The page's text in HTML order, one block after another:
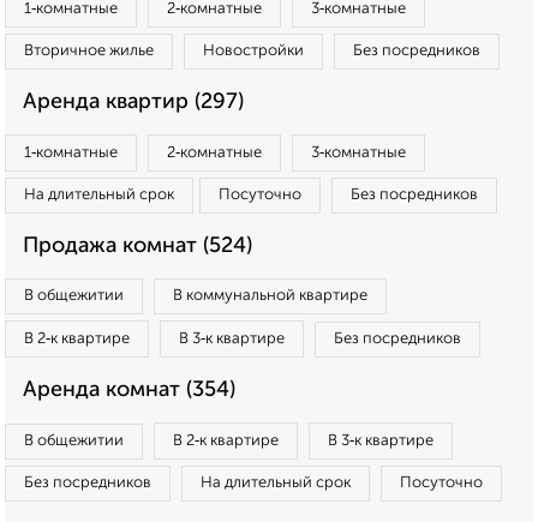
1‑комнатные 2‑комнатные 3‑комнатные
Вторичное жилье Новостройки Без посредников
Аренда квартир (297)
1‑комнатные 2‑комнатные 3‑комнатные
На длительный срок Посуточно Без посредников
Продажа комнат (524)
В общежитии В коммунальной квартире
В 2‑к квартире В 3‑к квартире Без посредников
Аренда комнат (354)
В общежитии В 2‑к квартире В 3‑к квартире
Без посредников На длительный срок Посуточно